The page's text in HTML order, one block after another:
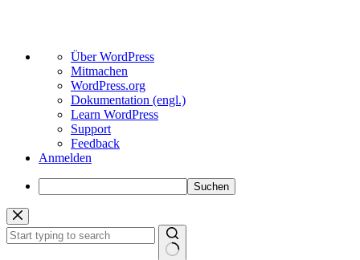
Über
WordPress
Über WordPress
Mitmachen
WordPress.org
Dokumentation (engl.)
Learn WordPress
Support
Feedback
Anmelden
Suchen
Zum
Inhalt
springen